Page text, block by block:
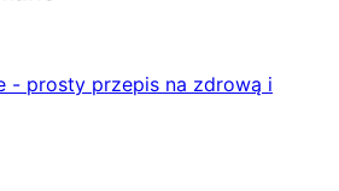
- prosty przepis na zdrową i